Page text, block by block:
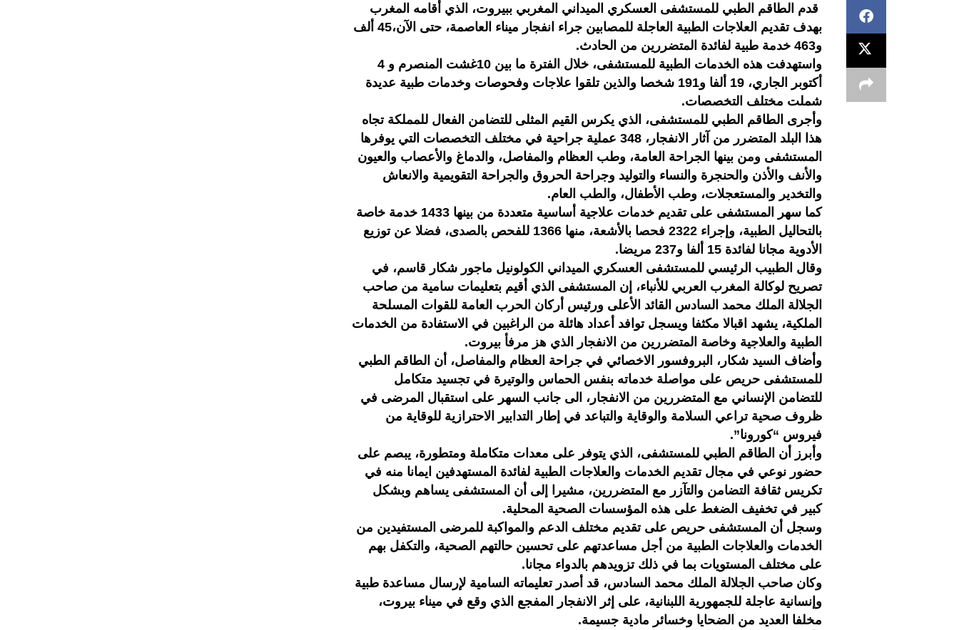
قدم الطاقم الطبي للمستشفى العسكري الميداني المغربي ببيروت، الذي أقامه المغرب
بهدف تقديم العلاجات الطبية العاجلة للمصابين جراء انفجار ميناء العاصمة، حتى الآن،45 ألف
و463 خدمة طبية لفائدة المتضررين من الحادث.
واستهدفت هذه الخدمات الطبية للمستشفى، خلال الفترة ما بين 10غشت المنصرم و 4
أكتوبر الجاري، 19 ألفا و191 شخصا والذين تلقوا علاجات وفحوصات وخدمات طبية عديدة
شملت مختلف التخصصات.
وأجرى الطاقم الطبي للمستشفى، الذي يكرس القيم المثلى للتضامن الفعال للمملكة تجاه
هذا البلد المتضرر من آثار الانفجار، 348 عملية جراحية في مختلف التخصصات التي يوفرها
المستشفى ومن بينها الجراحة العامة، وطب العظام والمفاصل، والدماغ والأعصاب والعيون
والأنف والأذن والحنجرة والنساء والتوليد وجراحة الحروق والجراحة التقويمية والانعاش
والتخدير والمستعجلات، وطب الأطفال، والطب العام.
كما سهر المستشفى على تقديم خدمات علاجية أساسية متعددة من بينها 1433 خدمة خاصة
بالتحاليل الطبية، وإجراء 2322 فحصا بالأشعة، منها 1366 للفحص بالصدى، فضلا عن توزيع
الأدوية مجانا لفائدة 15 ألفا و237 مريضا.
وقال الطبيب الرئيسي للمستشفى العسكري الميداني الكولونيل ماجور شكار قاسم، في
تصريح لوكالة المغرب العربي للأنباء، إن المستشفى الذي أقيم بتعليمات سامية من صاحب
الجلالة الملك محمد السادس القائد الأعلى ورئيس أركان الحرب العامة للقوات المسلحة
الملكية، يشهد اقبالا مكثفا ويسجل توافد أعداد هائلة من الراغبين في الاستفادة من الخدمات
الطبية والعلاجية وخاصة المتضررين من الانفجار الذي هز مرفأ بيروت.
وأضاف السيد شكار، البروفسور الاخصائي في جراحة العظام والمفاصل، أن الطاقم الطبي
للمستشفى حريص على مواصلة خدماته بنفس الحماس والوتيرة في تجسيد متكامل
للتضامن الإنساني مع المتضررين من الانفجار، الى جانب السهر على استقبال المرضى في
ظروف صحية تراعي السلامة والوقاية والتباعد في إطار التدابير الاحترازية للوقاية من
فيروس “كورونا”.
وأبرز أن الطاقم الطبي للمستشفى، الذي يتوفر على معدات متكاملة ومتطورة، يبصم على
حضور نوعي في مجال تقديم الخدمات والعلاجات الطبية لفائدة المستهدفين ايمانا منه في
تكريس ثقافة التضامن والتآزر مع المتضررين، مشيرا إلى أن المستشفى يساهم وبشكل
كبير في تخفيف الضغط على هذه المؤسسات الصحية المحلية.
وسجل أن المستشفى حريص على تقديم مختلف الدعم والمواكبة للمرضى المستفيدين من
الخدمات والعلاجات الطبية من أجل مساعدتهم على تحسين حالتهم الصحية، والتكفل بهم
على مختلف المستويات بما في ذلك تزويدهم بالدواء مجانا.
وكان صاحب الجلالة الملك محمد السادس، قد أصدر تعليماته السامية لإرسال مساعدة طبية
وإنسانية عاجلة للجمهورية اللبنانية، على إثر الانفجار المفجع الذي وقع في ميناء بيروت،
مخلفا العديد من الضحايا وخسائر مادية جسيمة.